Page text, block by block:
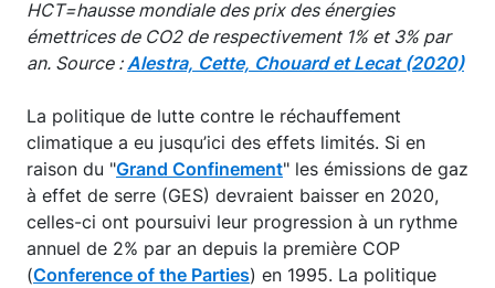
HCT=hausse mondiale des prix des énergies
émettrices de CO2 de respectivement 1% et 3% par
an. Source : Alestra, Cette, Chouard et Lecat (2020)
La politique de lutte contre le réchauffement
climatique a eu jusqu’ici des effets limités. Si en
raison du "Grand Confinement" les émissions de gaz
à effet de serre (GES) devraient baisser en 2020,
celles-ci ont poursuivi leur progression à un rythme
annuel de 2% par an depuis la première COP
(Conference of the Parties) en 1995. La politique